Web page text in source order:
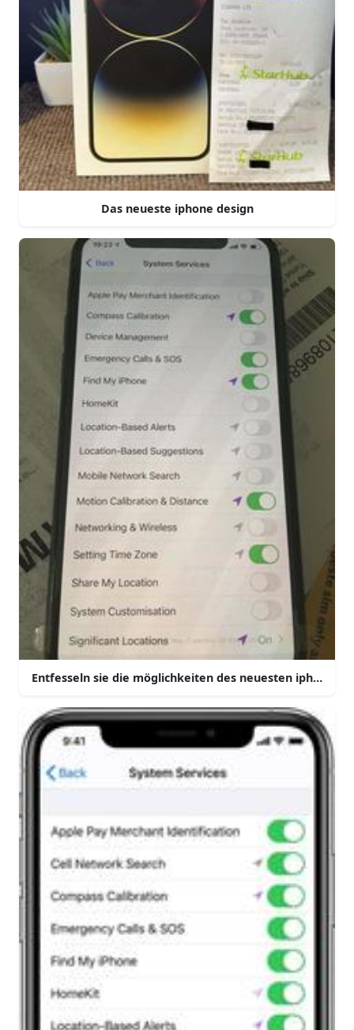
Das neueste iphone design
Entfesseln sie die möglichkeiten des neuesten iphones